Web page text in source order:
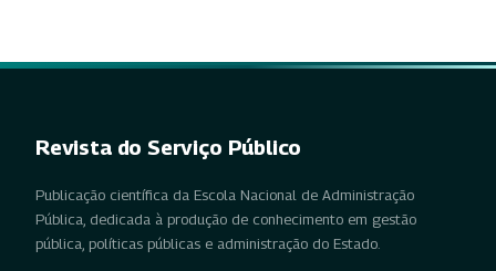
Revista do Serviço Público
Publicação científica da Escola Nacional de Administração
Pública, dedicada à produção de conhecimento em gestão
pública, políticas públicas e administração do Estado.